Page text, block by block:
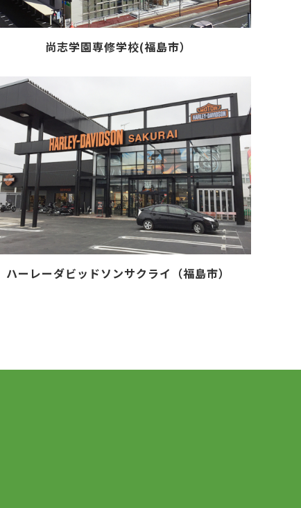
尚志学園専修学校(福島市）
ハーレーダビッドソンサクライ（福島市）